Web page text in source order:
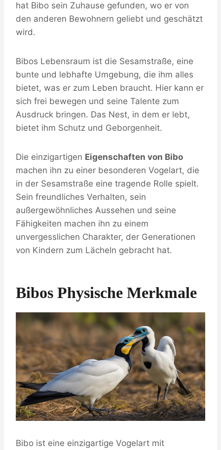
hat Bibo sein Zuhause gefunden, wo er von
den anderen Bewohnern geliebt und geschätzt
wird.
Bibos Lebensraum ist die Sesamstraße, eine
bunte und lebhafte Umgebung, die ihm alles
bietet, was er zum Leben braucht. Hier kann er
sich frei bewegen und seine Talente zum
Ausdruck bringen. Das Nest, in dem er lebt,
bietet ihm Schutz und Geborgenheit.
Die einzigartigen Eigenschaften von Bibo
machen ihn zu einer besonderen Vogelart, die
in der Sesamstraße eine tragende Rolle spielt.
Sein freundliches Verhalten, sein
außergewöhnliches Aussehen und seine
Fähigkeiten machen ihn zu einem
unvergesslichen Charakter, der Generationen
von Kindern zum Lächeln gebracht hat.
Bibos Physische Merkmale
Bibo ist eine einzigartige Vogelart mit